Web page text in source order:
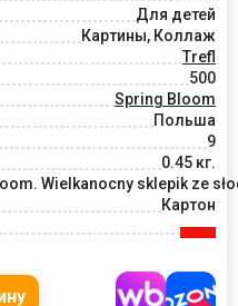
Для детей
Картины, Коллаж
Trefl
500
Spring Bloom
Польша
9
0.45 кг.
Wielkanocny sklepik ze
Картон